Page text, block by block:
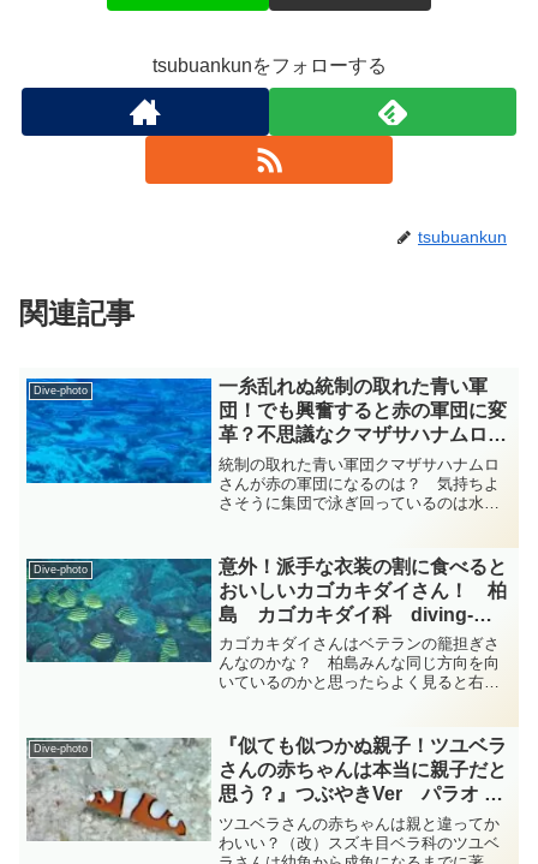
tsubuankunをフォローする
tsubuankun
関連記事
Dive-photo
一糸乱れぬ統制の取れた青い軍
団！でも興奮すると赤の軍団に変
革？不思議なクマザサハナムロさ
ん！ 『タカサゴの仲間』 総集
編 diving-photo‐tsubuankun
統制の取れた青い軍団クマザサハナムロ
さんが赤の軍団になるのは？ 気持ちよ
さそうに集団で泳ぎ回っているのは水中
ハナムロさんです・・・クマザサハナム
ロさんの体には細い縦帯が...
Dive-photo
意外！派手な衣装の割に食べると
おいしいカゴカキダイさん！ 柏
島 カゴカキダイ科 diving-
photo‐tsubuankun
カゴカキダイさんはベテランの籠担ぎさ
んなのかな？ 柏島みんな同じ方向を向
いているのかと思ったらよく見ると右向
カキダイさん達です・・・カゴカキダイ
さんの身体の色は黄色～灰...
Dive-photo
『似ても似つかぬ親子！ツユベラ
さんの赤ちゃんは本当に親子だと
思う？』つぶやきVer パラオ ダ
イビング‐フォト‐tsubuankun
ツユベラさんの赤ちゃんは親と違ってか
わいい？（改）スズキ目ベラ科のツユベ